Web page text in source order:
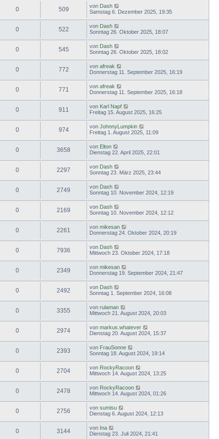
0 509 von Dash
Samstag 6. Dezember 2025, 19:35
0 522 von Dash
Sonntag 26. Oktober 2025, 18:07
0 545 von Dash
Sonntag 26. Oktober 2025, 18:02
0 772 von afreak
Donnerstag 11. September 2025, 16:19
0 771 von afreak
Donnerstag 11. September 2025, 16:18
0 911 von Karl Napf
Freitag 15. August 2025, 16:25
0 974 von JohnnyLumpkin
Freitag 1. August 2025, 11:09
0 3658 von Elton
Dienstag 22. April 2025, 22:01
0 2297 von Dash
Sonntag 23. März 2025, 23:44
0 2749 von Dash
Sonntag 10. November 2024, 12:19
0 2169 von Dash
Sonntag 10. November 2024, 12:12
0 2261 von mikesan
Donnerstag 24. Oktober 2024, 20:19
0 7936 von Dash
Mittwoch 23. Oktober 2024, 17:18
0 2349 von mikesan
Donnerstag 19. September 2024, 21:47
0 2492 von Dash
Sonntag 1. September 2024, 16:08
0 3355 von rulaman
Mittwoch 21. August 2024, 20:03
0 2974 von markus.whatever
Dienstag 20. August 2024, 15:37
0 2393 von FrauSonne
Sonntag 18. August 2024, 19:14
0 2704 von RockyRacoon
Mittwoch 14. August 2024, 13:25
0 2478 von RockyRacoon
Mittwoch 14. August 2024, 01:26
0 2756 von sumisu
Dienstag 6. August 2024, 12:13
0 3144 von Ina
Dienstag 23. Juli 2024, 21:41